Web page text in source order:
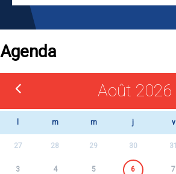
Agenda
Août 2026
m m j v
27 28 29 30 31
3 4 5 6 7